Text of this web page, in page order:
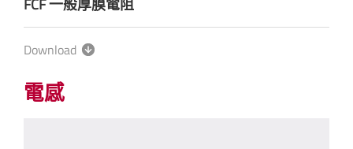
FCF 一般厚膜電阻
Download
電感